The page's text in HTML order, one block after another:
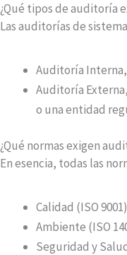
¿Qué tipos de auditoría
Las auditorías de
Auditoría Interna,
Auditoría
o una entidad
¿Qué normas exigen
En esencia, todas las
Calidad (ISO 9001)
Ambiente (ISO
Seguridad y